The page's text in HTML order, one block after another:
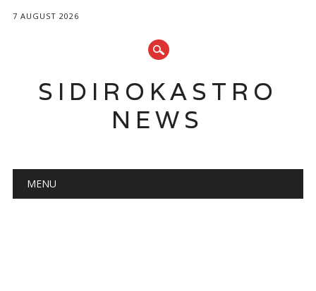
7 AUGUST 2026
SIDIROKASTRO
NEWS
Main menu
MENU